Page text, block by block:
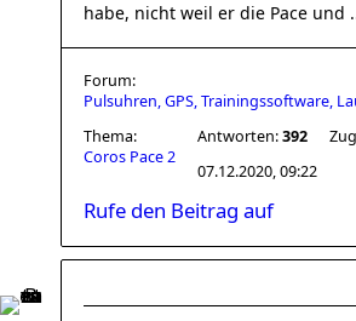
habe, nicht weil er die Pace und
Forum:
Pulsuhren, GPS, Trainingssoftware,
Thema:
Coros Pace 2
Antworten:392
07.12.2020, 09:22
Rufe den Beitrag auf